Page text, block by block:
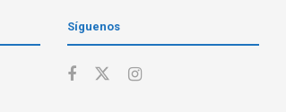
Síguenos